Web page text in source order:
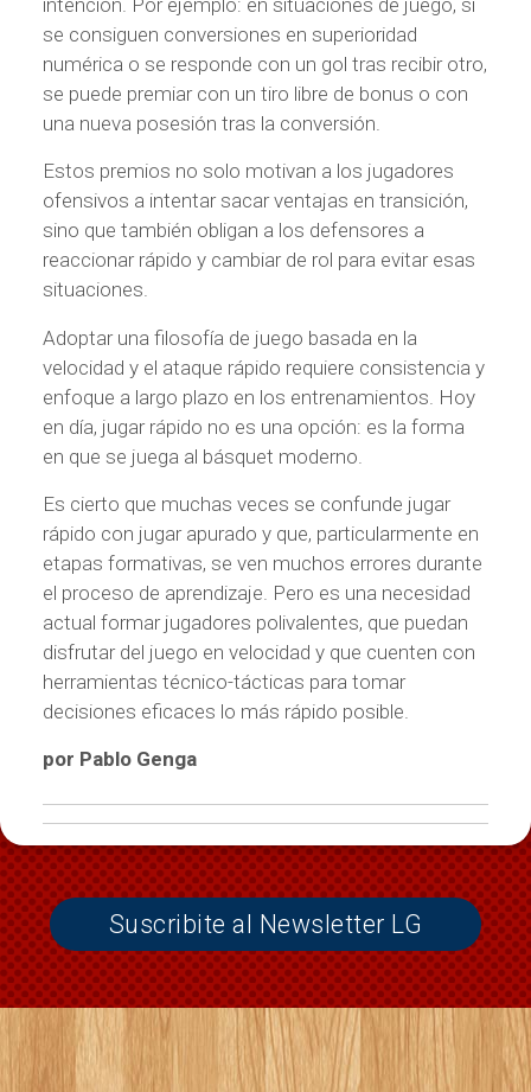
intención. Por ejemplo: en situaciones de juego, si
se consiguen conversiones en superioridad
numérica o se responde con un gol tras recibir otro,
se puede premiar con un tiro libre de bonus o con
una nueva posesión tras la conversión.
Estos premios no solo motivan a los jugadores
ofensivos a intentar sacar ventajas en transición,
sino que también obligan a los defensores a
reaccionar rápido y cambiar de rol para evitar esas
situaciones.
Adoptar una filosofía de juego basada en la
velocidad y el ataque rápido requiere consistencia y
enfoque a largo plazo en los entrenamientos. Hoy
en día, jugar rápido no es una opción: es la forma
en que se juega al básquet moderno.
Es cierto que muchas veces se confunde jugar
rápido con jugar apurado y que, particularmente en
etapas formativas, se ven muchos errores durante
el proceso de aprendizaje. Pero es una necesidad
actual formar jugadores polivalentes, que puedan
disfrutar del juego en velocidad y que cuenten con
herramientas técnico-tácticas para tomar
decisiones eficaces lo más rápido posible.
por Pablo Genga
Suscribite al Newsletter LG